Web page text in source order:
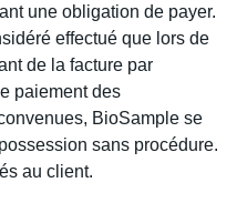
une obligation de payer.
effectué que lors de
de la facture par
paiement des
BioSample se
sans procédure.
au client.